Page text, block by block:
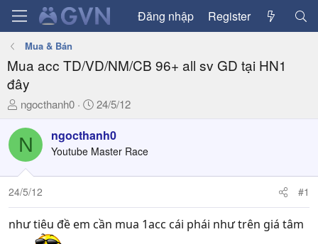
Đăng nhập Register
Mua & Bán
Mua acc TD/VD/NM/CB 96+ all sv GD tại HN1
đây
T
r
e
a
d
s
t
a
ngocthanh0
N
à
y
ử
24/5/12
N ngocthanh0
Youtube Master Race
24/5/12 #1
như tiêu đề em cần mua 1acc cái phái như trên giá tâm